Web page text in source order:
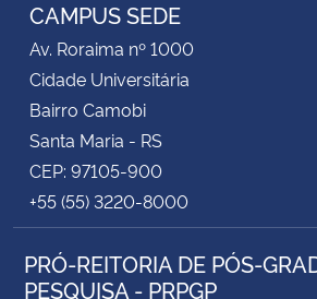
CAMPUS SEDE
Av. Roraima nº 1000
Cidade Universitária
Bairro Camobi
Santa Maria - RS
CEP: 97105-900
+55 (55) 3220-8000
PRÓ-REITORIA DE PÓS-
PESQUISA - PRPGP